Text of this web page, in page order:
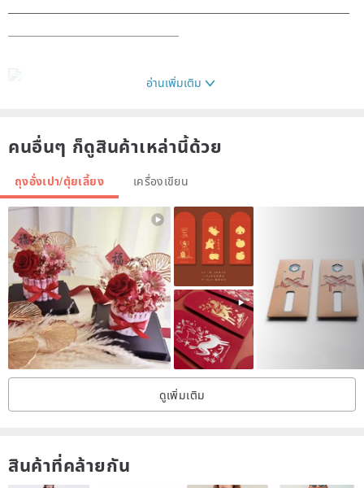
——————————————————————————————
———————————————
อ่านเพิ่มเติม
คนอื่นๆ ก็ดูสินค้าเหล่านี้ด้วย
ถุงอั่งเปา/ตุ้ยเลี้ยง เครื่องเขียน
ดูเพิ่มเติม
สินค้าที่คล้ายกัน